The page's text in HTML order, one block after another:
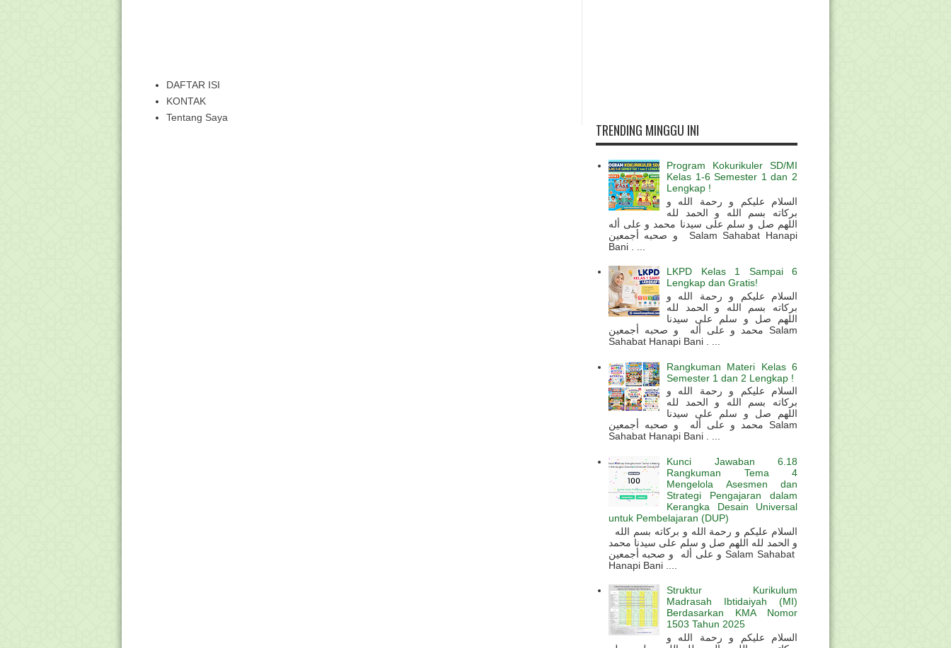
DAFTAR ISI
KONTAK
Tentang Saya
TRENDING MINGGU INI
Program Kokurikuler SD/MI
Kelas 1-6 Semester 1 dan 2
Lengkap !
السلام عليكم و رحمة الله و
بركاته بسم الله و الحمد لله
اللهم صل و سلم على سيدنا محمد و على أله
و صحبه أجمعين Salam Sahabat Hanapi
Bani . ...
LKPD Kelas 1 Sampai 6
Lengkap dan Gratis!
السلام عليكم و رحمة الله و
بركاته بسم الله و الحمد لله
اللهم صل و سلم على سيدنا
محمد و على أله و صحبه أجمعين Salam
Sahabat Hanapi Bani . ...
Rangkuman Materi Kelas 6
Semester 1 dan 2 Lengkap !
السلام عليكم و رحمة الله و
بركاته بسم الله و الحمد لله
اللهم صل و سلم على سيدنا
محمد و على أله و صحبه أجمعين Salam
Sahabat Hanapi Bani . ...
Kunci Jawaban 6.18
Rangkuman Tema 4
Mengelola Asesmen dan
Strategi Pengajaran dalam
Kerangka Desain Universal
untuk Pembelajaran (DUP)
و الحمد لله اللهم صل و سلم على سيدنا محمد
و على أله و صحبه أجمعين Salam Sahabat
Hanapi Bani ....
Struktur Kurikulum
Madrasah Ibtidaiyah (MI)
Berdasarkan KMA Nomor
1503 Tahun 2025
السلام عليكم و رحمة الله و